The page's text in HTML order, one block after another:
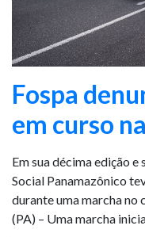
Fospa
em curso
Em sua décima edição
Social Panamazônico
durante uma marcha
(PA) – Uma marcha